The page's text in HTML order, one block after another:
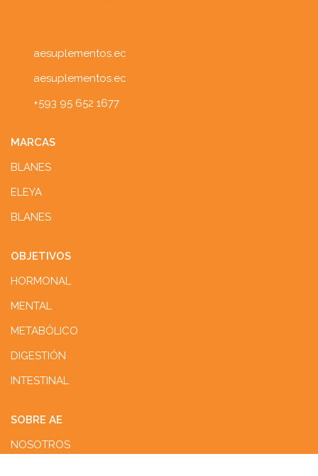
aesuplementos.ec
aesuplementos.ec
+593 95 652 1677
MARCAS
BLANES
ELEYA
BLANES
OBJETIVOS
HORMONAL
MENTAL
METABÓLICO
DIGESTIÓN
INTESTINAL
SOBRE AE
NOSOTROS